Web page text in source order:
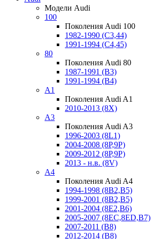
Модели Audi
100
Поколения Audi 100
1982-1990 (С3,44)
1991-1994 (С4,45)
80
Поколения Audi 80
1987-1991 (B3)
1991-1994 (B4)
A1
Поколения Audi A1
2010-2013 (8X)
A3
Поколения Audi A3
1996-2003 (8L1)
2004-2008 (8P,9P)
2009-2012 (8P,9P)
2013 - н.в. (8V)
A4
Поколения Audi A4
1994-1998 (8B2,B5)
1999-2001 (8B2,B5)
2001-2004 (8E2,B6)
2005-2007 (8EC,8ED,B7)
2007-2011 (B8)
2012-2014 (B8)